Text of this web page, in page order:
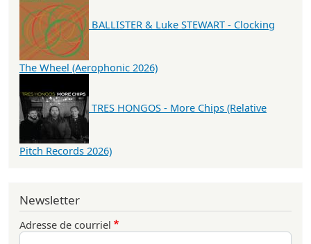
BALLISTER & Luke STEWART - Clocking
The Wheel (Aerophonic 2026)
TRES HONGOS - More Chips (Relative
Pitch Records 2026)
Newsletter
Adresse de courriel